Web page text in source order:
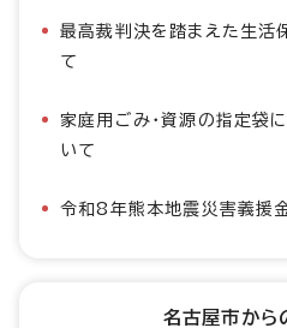
最高裁判決を踏まえた生活
て
家庭用ごみ・資源の指定袋
いて
令和8年熊本地震災害義援
名古屋市から